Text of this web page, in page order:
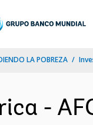
LA POBREZA
-